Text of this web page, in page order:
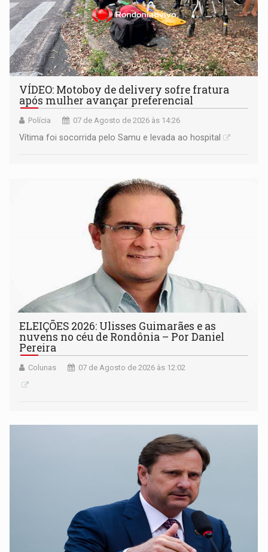
VÍDEO: Motoboy de delivery sofre fratura
após mulher avançar preferencial
Polícia 07 de Agosto de 2026 às 14:26
Vítima foi socorrida pelo Samu e levada ao hospital
ELEIÇÕES 2026: Ulisses Guimarães e as
nuvens no céu de Rondônia – Por Daniel
Pereira
Colunas 07 de Agosto de 2026 às 12:02